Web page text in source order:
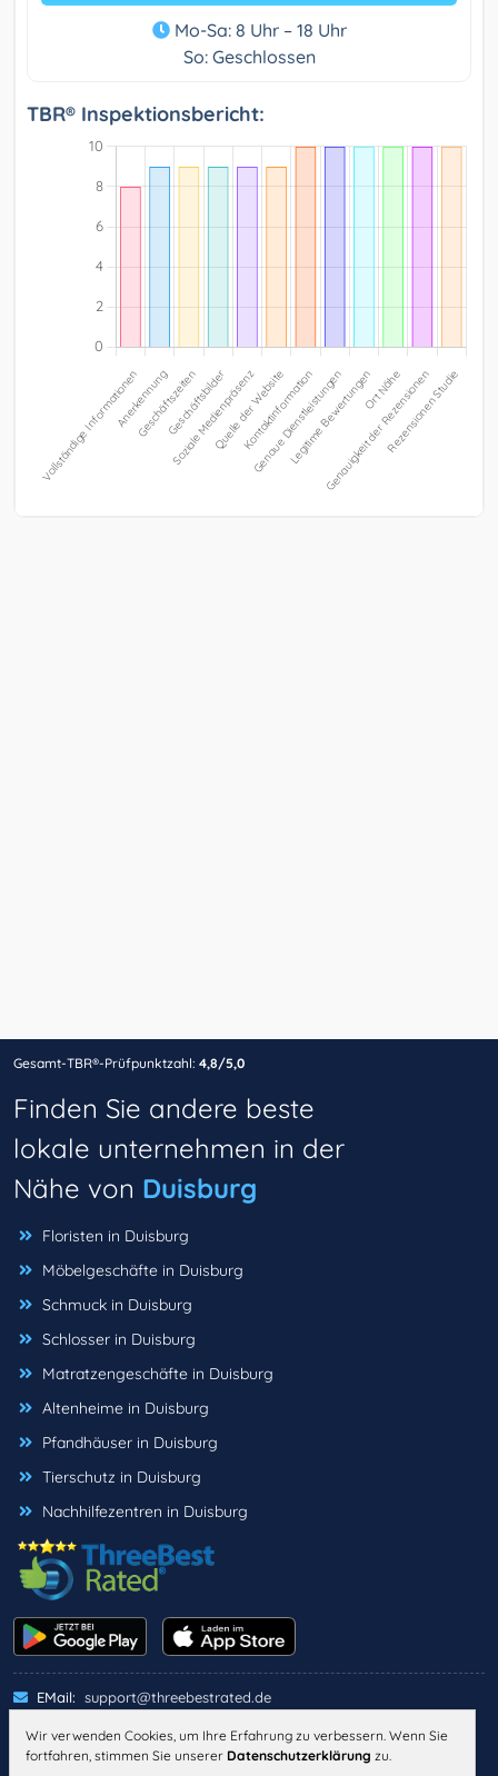
Mo-Sa: 8 Uhr – 18 Uhr
So: Geschlossen
TBR® Inspektionsbericht:
Gesamt-TBR®-Prüfpunktzahl: 4,8/5,0
Finden Sie andere beste
lokale unternehmen in der
Nähe von Duisburg
Floristen in Duisburg
Möbelgeschäfte in Duisburg
Schmuck in Duisburg
Schlosser in Duisburg
Matratzengeschäfte in Duisburg
Altenheime in Duisburg
Pfandhäuser in Duisburg
Tierschutz in Duisburg
Nachhilfezentren in Duisburg
EMail: support@threebestrated.de
IMPRESSUM DATENSCHUTZ
Wir verwenden Cookies, um Ihre Erfahrung zu verbessern. Wenn Sie
fortfahren, stimmen Sie unserer Datenschutzerklärung zu.